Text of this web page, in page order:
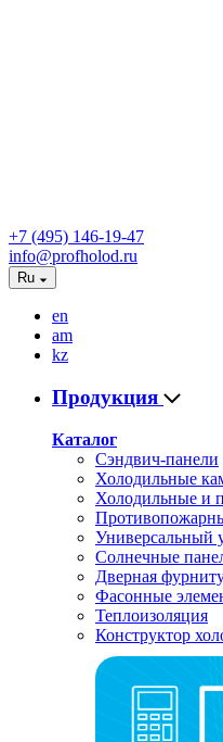
+7 (495) 146-19-47
info@profholod.ru
Ru
en
am
kz
Продукция
Каталог
Сэндвич-панели
Холодильные
Холодильные и
Универсальный
Солнечные
Дверная
Фасонные
Теплоизоляция
Конструктор